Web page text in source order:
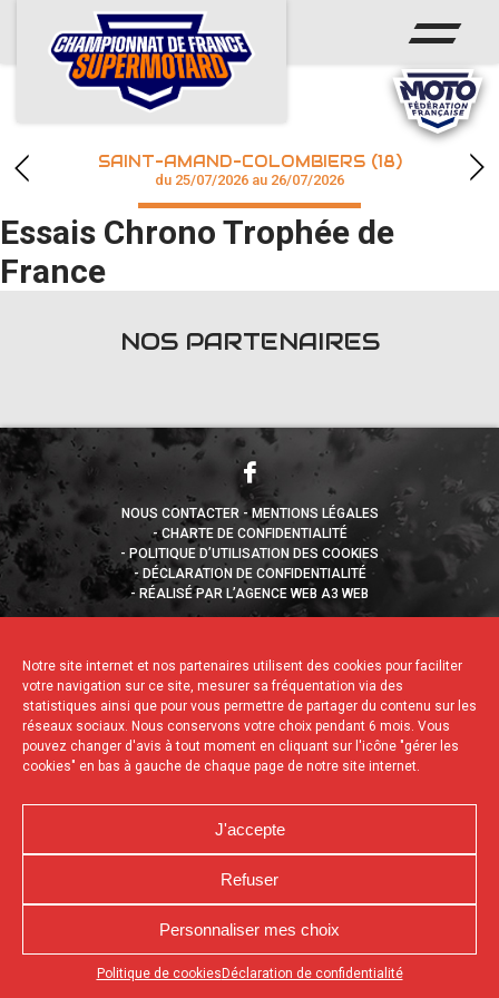
Notre site internet et nos partenaires utilisent des cookies pour faciliter
votre navigation sur ce site, mesurer sa fréquentation via des
statistiques ainsi que pour vous permettre de partager du contenu sur les
réseaux sociaux. Nous conservons votre choix pendant 6 mois. Vous
pouvez changer d'avis à tout moment en cliquant sur l'icône "gérer les
cookies" en bas à gauche de chaque page de notre site internet.
J'accepte
Refuser
Personnaliser mes choix
Politique de cookies Déclaration de confidentialité
Appuyez sur le bouton partager en bas de votre
ACCUEIL
ACTUS
CALENDRIER
CHAMPIONNAT
RÉSULTATS
PHOTOS / WEB TV
SAINT-AMAND-COLOMBIERS (18)
du 25/07/2026 au 26/07/2026
Essais Chrono Trophée de
France
NOS PARTENAIRES
NOUS CONTACTER
MENTIONS LÉGALES
CHARTE DE CONFIDENTIALITÉ
POLITIQUE D’UTILISATION DES COOKIES
DÉCLARATION DE CONFIDENTIALITÉ
RÉALISÉ PAR L’AGENCE WEB A3 WEB